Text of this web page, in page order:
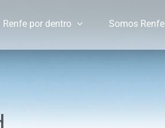
Renfe por dentro Somos Renfe